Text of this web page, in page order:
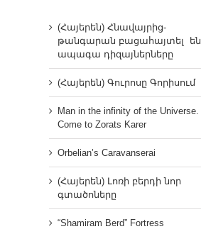
(Հայերեն) Հնավայրից-
թանգարան բացահայտել են
ապագա դիզայներները
(Հայերեն) Գուրոսը Գորիսում
Man in the infinity of the Universe.
Come to Zorats Karer
Orbelian’s Caravanserai
(Հայերեն) Լոռի բերդի նոր
գտածոները
“Shamiram Berd” Fortress